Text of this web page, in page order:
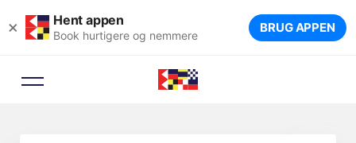
× Hent appen
Book hurtigere og nemmere BRUG APPEN